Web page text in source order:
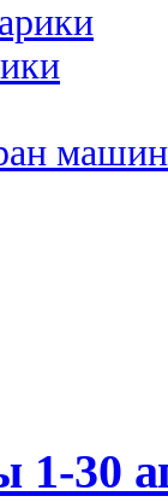
1-30